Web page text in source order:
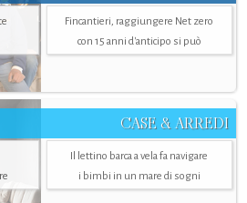
Fincantieri, raggiungere Net zero
con 15 anni d'anticipo si può
CASE & ARREDI
Il lettino barca a vela fa navigare
i bimbi in un mare di sogni